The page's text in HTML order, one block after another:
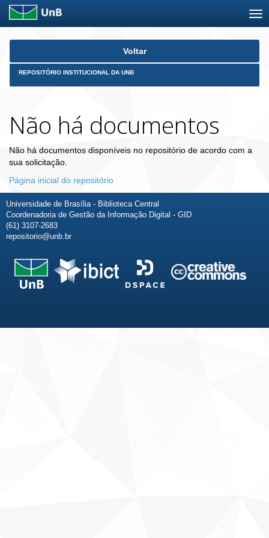
Skip
Voltar
REPOSITÓRIO INSTITUCIONAL DA UNB
Não há documentos
Não há documentos disponíveis no repositório de acordo com a
sua solicitação.
Página inicial do repositório
Universidade de Brasília - Biblioteca Central
Coordenadoria de Gestão da Informação Digital - GID
(61) 3107-2683
repositorio@unb.br